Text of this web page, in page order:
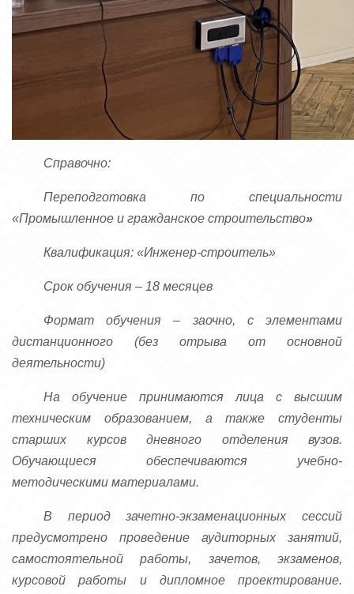
Справочно:
Переподготовка по специальности
«Промышленное и гражданское строительство»
Квалификация: «Инженер-строитель»
Срок обучения – 18 месяцев
Формат обучения – заочно, с элементами
дистанционного (без отрыва от основной
деятельности)
На обучение принимаются лица с высшим
техническим образованием, а также студенты
старших курсов дневного отделения вузов.
Обучающиеся обеспечиваются учебно-
методическими материалами.
В период зачетно-экзаменационных сессий
предусмотрено проведение аудиторных занятий,
самостоятельной работы, зачетов, экзаменов,
курсовой работы и дипломное проектирование.